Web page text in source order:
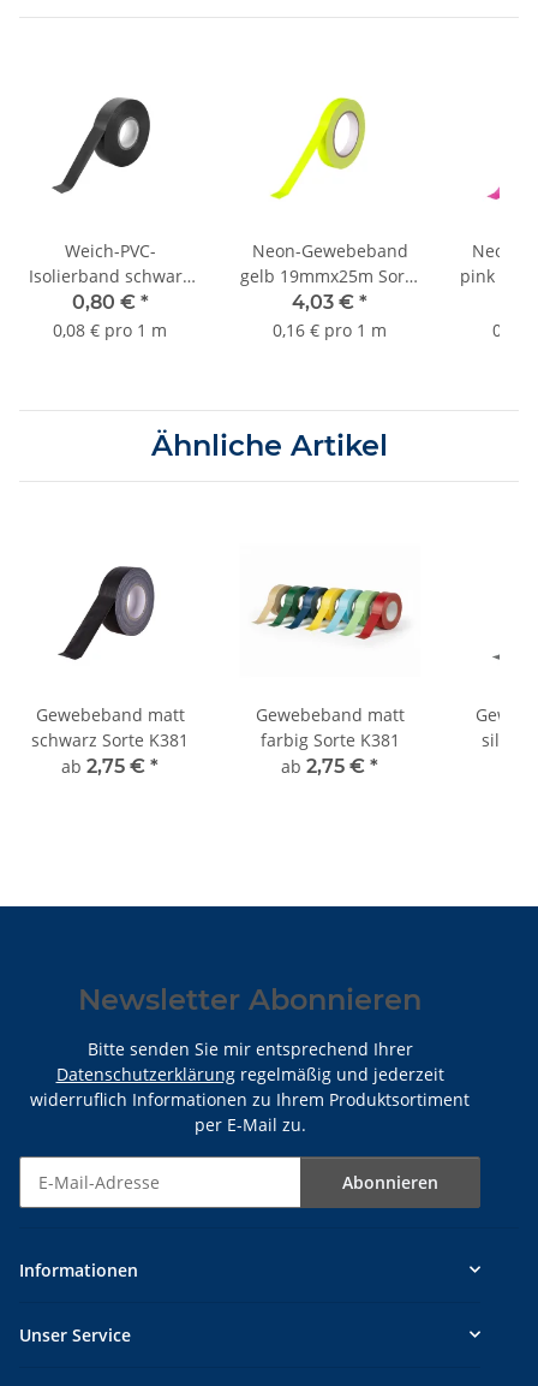
Weich-PVC-
Isolierband schwarz
19mmx10m Sorte
K427
0,80 € *
0,08 € pro 1 m
Neon-Gewebeband
gelb 19mmx25m Sorte
K376
4,03 € *
0,16 € pro 1 m
Neon-
pink
0,16
Ähnliche Artikel
Gewebeband matt
schwarz Sorte K381
ab 2,75 € *
Gewebeband matt
farbig Sorte K381
ab 2,75 € *
silber
Newsletter Abonnieren
Bitte senden Sie mir entsprechend Ihrer
Datenschutzerklärungregelmäßig und jederzeit
widerruflich Informationen zu Ihrem Produktsortiment
per E-Mail zu.
Abonnieren
Informationen
Unser Service